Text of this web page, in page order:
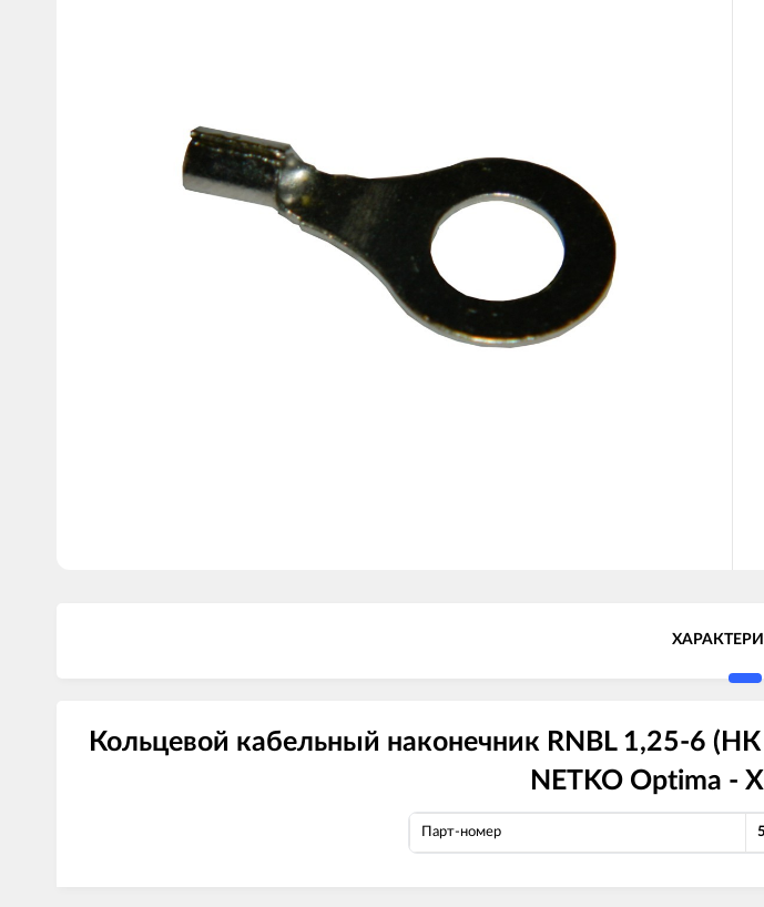
Кольцевой кабельный наконечник RNBL 1,25-6
NETKO Optima -
Парт-номер